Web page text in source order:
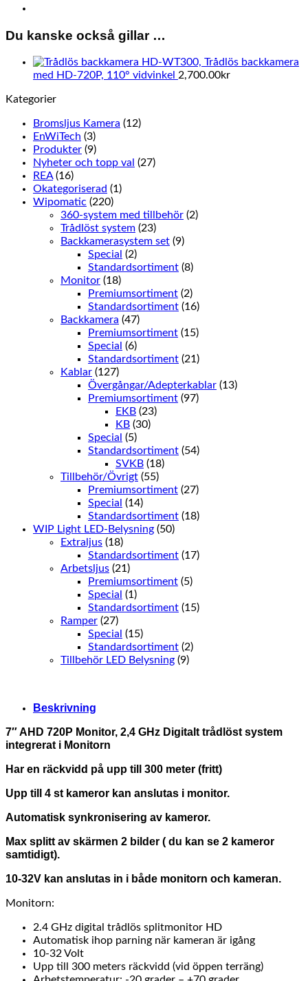
Monitor
Du kanske också gillar …
HD-WT300, Trådlös backkamera
med HD-720P, 110° vidvinkel 2,700.00kr
Kategorier
Bromsljus Kamera (12)
EnWiTech (3)
Produkter (9)
Nyheter och topp val (27)
REA (16)
Okategoriserad (1)
Wipomatic (220)
360-system med tillbehör (2)
Trådlöst system (23)
Backkamerasystem set (9)
Special (2)
Standardsortiment (8)
Monitor (18)
Premiumsortiment (2)
Standardsortiment (16)
Backkamera (47)
Premiumsortiment (15)
Special (6)
Standardsortiment (21)
Kablar (127)
Övergångar/Adepterkablar (13)
Premiumsortiment (97)
EKB (23)
KB (30)
Special (5)
Standardsortiment (54)
SVKB (18)
Tillbehör/Övrigt (55)
Premiumsortiment (27)
Special (14)
Standardsortiment (18)
WIP Light LED-Belysning (50)
Extraljus (18)
Standardsortiment (17)
Arbetsljus (21)
Premiumsortiment (5)
Special (1)
Standardsortiment (15)
Ramper (27)
Special (15)
Standardsortiment (2)
Tillbehör LED Belysning (9)
Beskrivning
7″ AHD 720P Monitor, 2,4 GHz Digitalt trådlöst system
integrerat i Monitorn
Har en räckvidd på upp till 300 meter (fritt)
Upp till 4 st kameror kan anslutas i monitor.
Automatisk synkronisering av kameror.
Max splitt av skärmen 2 bilder ( du kan se 2 kameror
samtidigt).
10-32V kan anslutas in i både monitorn och kameran.
Monitorn:
2.4 GHz digital trådlös splitmonitor HD
Automatisk ihop parning när kameran är igång
10-32 Volt
Upp till 300 meters räckvidd (vid öppen terräng)